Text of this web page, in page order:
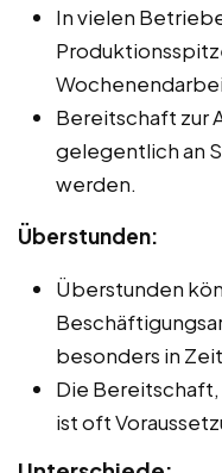
In vielen
Bereitschaft zur
gelegentlich an
werden.
Überstunden:
Überstunden
besonders in
Die
ist oft